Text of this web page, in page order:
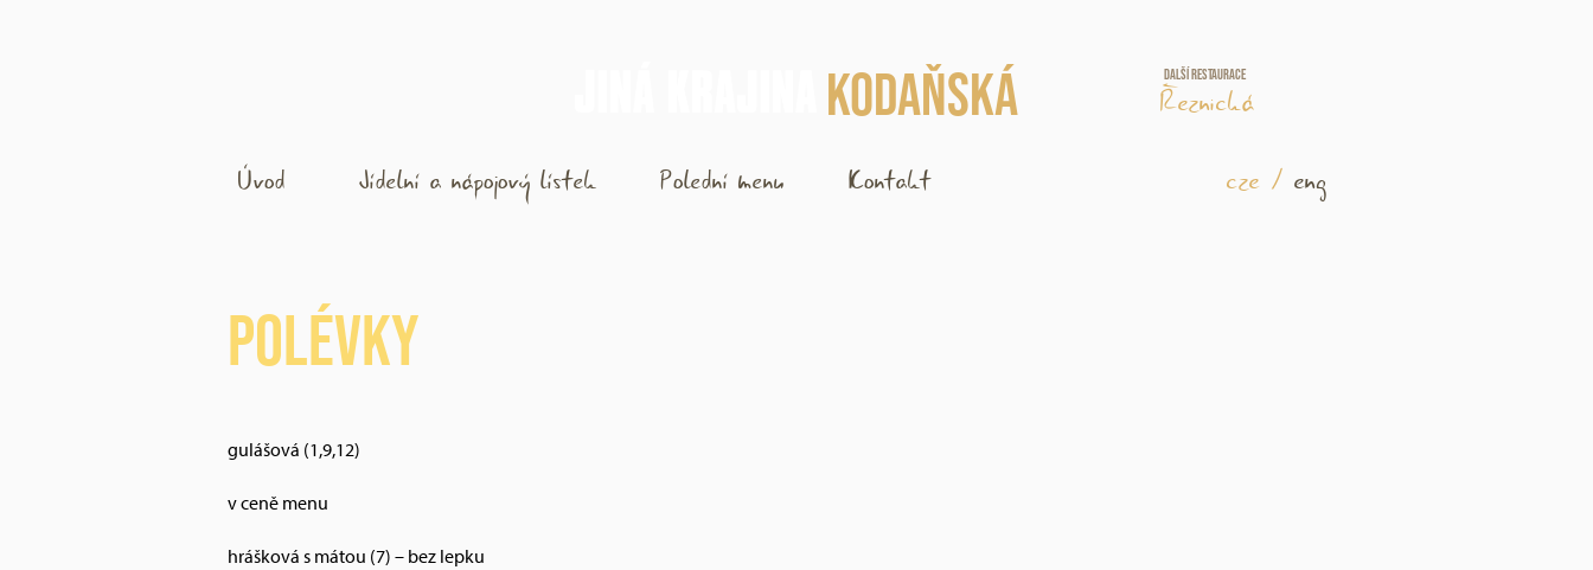
Kodaňská Další restaurace
Řeznická
Úvod Jídelní a nápojový lístek Polední menu Kontakt cze / eng
Polévky
gulášová (1,9,12)
v ceně menu
hrášková s mátou (7) – bez lepku